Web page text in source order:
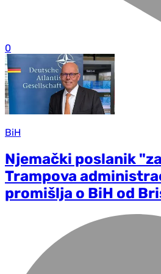
0
BiH
Njemački poslanik
Trampova
promišlja o BiH od